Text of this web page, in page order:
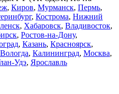
, Киров, Мурманск, Пермь,
, Кострома, Нижний
, Хабаровск, Владивосток,
, Ростов-на-Дону,
, Казань, Красноярск,
Вологда, Калининград, Москва,
Удэ, Ярославль